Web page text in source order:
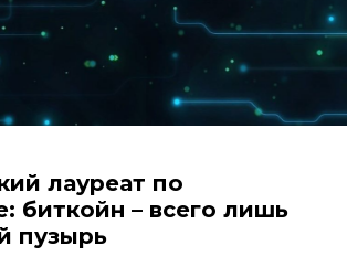
лауреат по
биткойн – всего лишь
пузырь